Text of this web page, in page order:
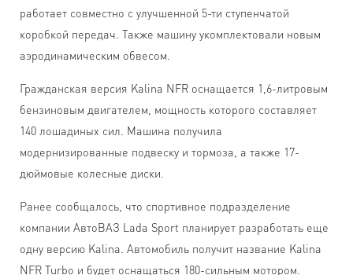
работает совместно с улучшенной 5-ти ступенчатой
коробкой передач. Также машину укомплектовали новым
аэродинамическим обвесом.
Гражданская версия Kalina NFR оснащается 1,6-литровым
бензиновым двигателем, мощность которого составляет
140 лошадиных сил. Машина получила
модернизированные подвеску и тормоза, а также 17-
дюймовые колесные диски.
Ранее сообщалось, что спортивное подразделение
компании АвтоВАЗ Lada Sport планирует разработать еще
одну версию Kalina. Автомобиль получит название Kalina
NFR Turbo и будет оснащаться 180-сильным мотором.